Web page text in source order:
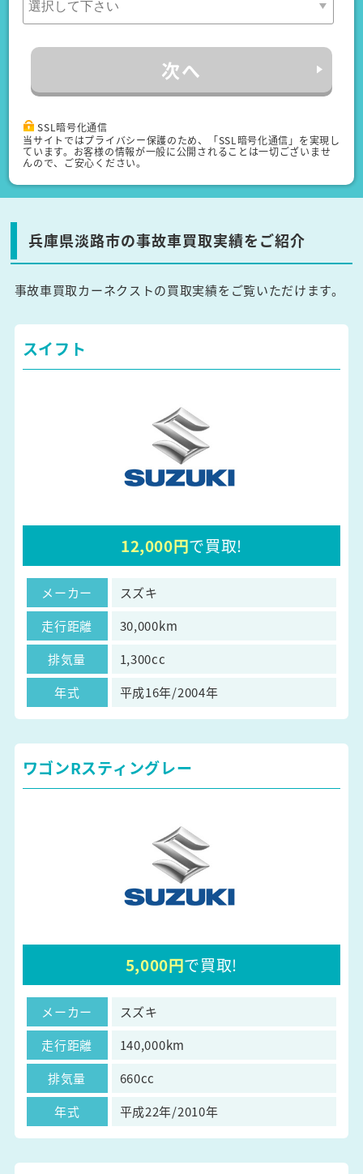
次へ
SSL暗号化通信
当サイトではプライバシー保護のため、「SSL暗号化通信」を実現し
ています。お客様の情報が一般に公開されることは一切ございませ
んので、ご安心ください。
兵庫県淡路市の事故車買取実績をご紹介
事故車買取カーネクストの買取実績をご覧いただけます。
スイフト
12,000円で買取!
メーカー
スズキ
走行距離
30,000km
排気量
1,300cc
年式
平成16年/2004年
ワゴンRスティングレー
5,000円で買取!
メーカー
スズキ
走行距離
140,000km
排気量
660cc
年式
平成22年/2010年